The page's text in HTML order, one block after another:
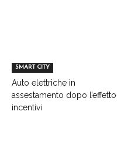
SMART CITY
Auto elettriche in
assestamento dopo l’effetto
incentivi